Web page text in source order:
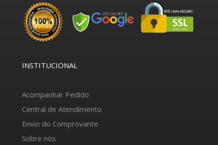
INSTITUCIONAL
Acompanhar Pedido
Central de Atendimento
Envio do Comprovante
Sobre nós